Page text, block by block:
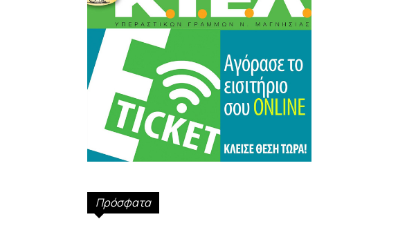
Πρόσφατα